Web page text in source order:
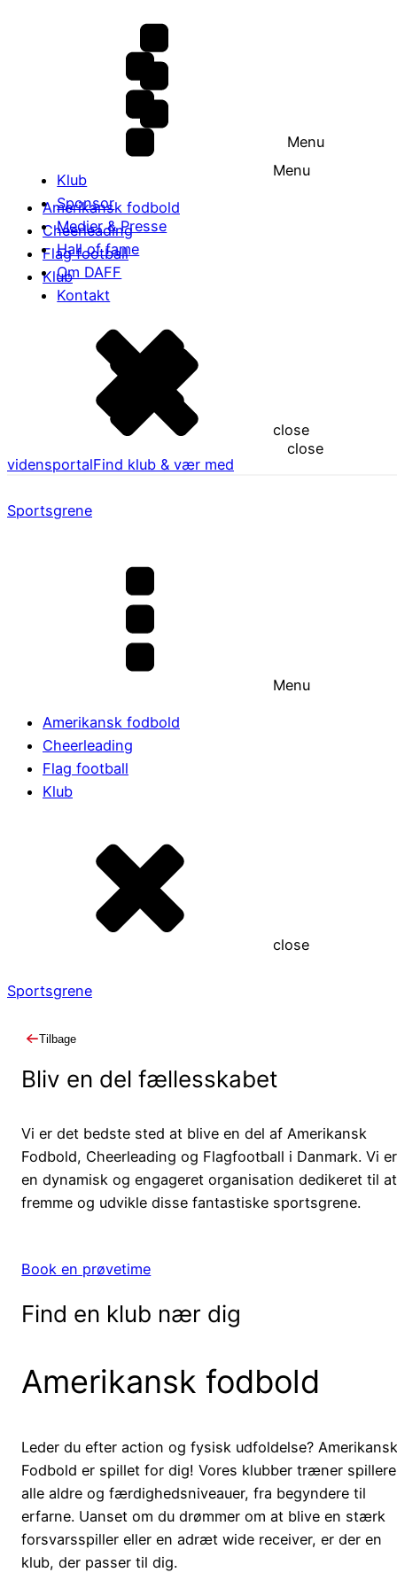
Menu
Klub
Sponsor
Medier & Presse
Hall of fame
Om DAFF
Kontakt
close
Menu
Amerikansk fodbold
Cheerleading
Flag football
Klub
close
vidensportalFind klub & vær med
Sportsgrene
Menu
Amerikansk fodbold
Cheerleading
Flag football
Klub
close
Sportsgrene
Tilbage
Bliv en del fællesskabet
Vi er det bedste sted at blive en del af Amerikansk
Fodbold, Cheerleading og Flagfootball i Danmark. Vi er
en dynamisk og engageret organisation dedikeret til at
fremme og udvikle disse fantastiske sportsgrene.
Book en prøvetime
Find en klub nær dig
Amerikansk fodbold
Leder du efter action og fysisk udfoldelse?
Fodbold er spillet for dig! Vores klubber træner
alle aldre og færdighedsniveauer, fra begyndere til
erfarne. Uanset om du drømmer om at blive en stærk
forsvarsspiller eller en adræt wide receiver, er der en
klub, der passer til dig.